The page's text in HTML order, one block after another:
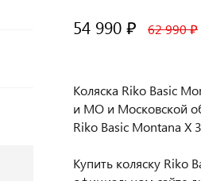
54 990 ₽ 62 990 ₽
Коляска Riko Basic
и МО и Московской
Riko Basic Montana X
Купить коляску Riko